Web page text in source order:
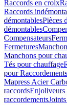
Raccords en croix
Raccords
démontablesPièces
démontables
Compensateurs
Fermetures
Manchons pour
Tés pour chauffage
pour
Mapress Acier
raccordsEnjoliveurs
raccordements